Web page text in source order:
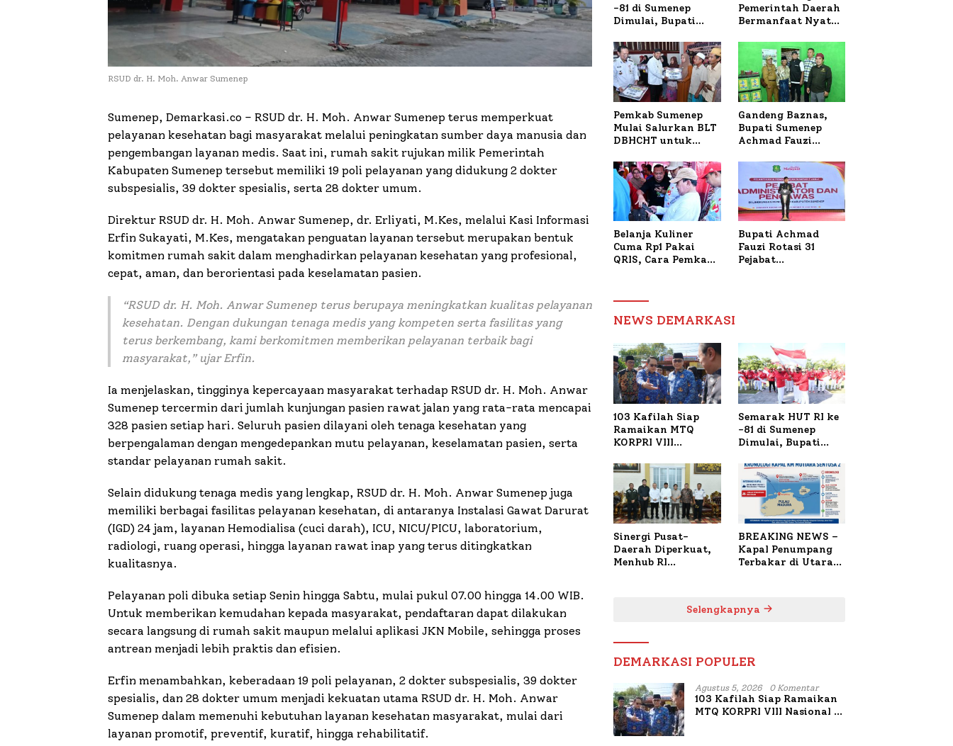
RSUD dr. H. Moh. Anwar Sumenep
Sumenep, Demarkasi.co – RSUD dr. H. Moh. Anwar Sumenep terus memperkuat
pelayanan kesehatan bagi masyarakat melalui peningkatan sumber daya manusia dan
pengembangan layanan medis. Saat ini, rumah sakit rujukan milik Pemerintah
Kabupaten Sumenep tersebut memiliki 19 poli pelayanan yang didukung 2 dokter
subspesialis, 39 dokter spesialis, serta 28 dokter umum.
Direktur RSUD dr. H. Moh. Anwar Sumenep, dr. Erliyati, M.Kes, melalui Kasi Informasi
Erfin Sukayati, M.Kes, mengatakan penguatan layanan tersebut merupakan bentuk
komitmen rumah sakit dalam menghadirkan pelayanan kesehatan yang profesional,
cepat, aman, dan berorientasi pada keselamatan pasien.
“RSUD dr. H. Moh. Anwar Sumenep terus berupaya meningkatkan kualitas pelayanan
kesehatan. Dengan dukungan tenaga medis yang kompeten serta fasilitas yang
terus berkembang, kami berkomitmen memberikan pelayanan terbaik bagi
masyarakat,” ujar Erfin.
Ia menjelaskan, tingginya kepercayaan masyarakat terhadap RSUD dr. H. Moh. Anwar
Sumenep tercermin dari jumlah kunjungan pasien rawat jalan yang rata-rata mencapai
328 pasien setiap hari. Seluruh pasien dilayani oleh tenaga kesehatan yang
berpengalaman dengan mengedepankan mutu pelayanan, keselamatan pasien, serta
standar pelayanan rumah sakit.
Selain didukung tenaga medis yang lengkap, RSUD dr. H. Moh. Anwar Sumenep juga
memiliki berbagai fasilitas pelayanan kesehatan, di antaranya Instalasi Gawat Darurat
(IGD) 24 jam, layanan Hemodialisa (cuci darah), ICU, NICU/PICU, laboratorium,
radiologi, ruang operasi, hingga layanan rawat inap yang terus ditingkatkan
kualitasnya.
Pelayanan poli dibuka setiap Senin hingga Sabtu, mulai pukul 07.00 hingga 14.00 WIB.
Untuk memberikan kemudahan kepada masyarakat, pendaftaran dapat dilakukan
secara langsung di rumah sakit maupun melalui aplikasi JKN Mobile, sehingga proses
antrean menjadi lebih praktis dan efisien.
Erfin menambahkan, keberadaan 19 poli pelayanan, 2 dokter subspesialis, 39 dokter
spesialis, dan 28 dokter umum menjadi kekuatan utama RSUD dr. H. Moh. Anwar
Sumenep dalam memenuhi kebutuhan layanan kesehatan masyarakat, mulai dari
layanan promotif, preventif, kuratif, hingga rehabilitatif.
-81 di Sumenep
Dimulai, Bupati
Doa untuk Korban
Kapal Terbakar
Pemerintah Daerah
Bermanfaat Nyata
Bupati Sumenep
Tinjau Langsung
Budidaya Lele dan
Ayam Petelur di
Desa Bataal Timur
Pemkab Sumenep
Mulai Salurkan BLT
DBHCHT untuk
Tani Tembakau
Gandeng Baznas,
Bupati Sumenep
Achmad Fauzi
Serahkan Bantuan
Bedah RTLH di Dua
Kecamatan
Belanja Kuliner
Cuma Rp1 Pakai
QRIS, Cara Pemkab
Bupati Achmad
Fauzi Rotasi 31
Pejabat
NEWS DEMARKASI
103 Kafilah Siap
Ramaikan MTQ
KORPRI VIII
1.024 Peserta
Terdaftar
Semarak HUT RI ke
-81 di Sumenep
Dimulai, Bupati
Doa untuk Korban
Kapal Terbakar
Sinergi Pusat-
Daerah Diperkuat,
Menhub RI
Mutiara Sentosa II
BREAKING NEWS –
Kapal Penumpang
Terbakar di Utara
Selengkapnya
DEMARKASI POPULER
Agustus 5, 2026 0 Komentar
103 Kafilah Siap Ramaikan
MTQ KORPRI VIII Nasional di